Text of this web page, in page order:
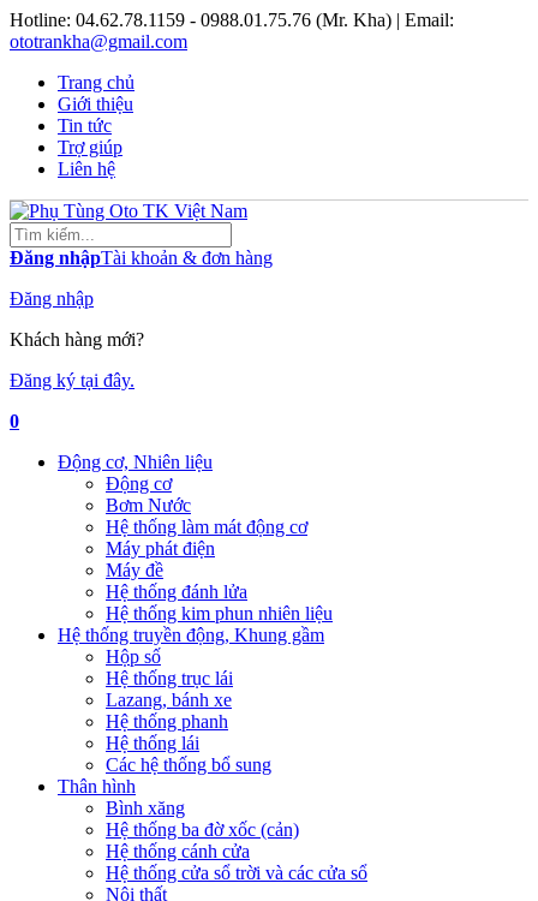
Hotline: 04.62.78.1159 - 0988.01.75.76 (Mr. Kha) | Email:
ototrankha@gmail.com
Trang chủ
Giới thiệu
Tin tức
Trợ giúp
Liên hệ
Đăng nhậpTài khoản & đơn hàng
Đăng nhập
Khách hàng mới?
Đăng ký tại đây.
0
Động cơ, Nhiên liệu
Động cơ
Bơm Nước
Hệ thống làm mát động cơ
Máy phát điện
Máy đề
Hệ thống đánh lửa
Hệ thống kim phun nhiên liệu
Hệ thống truyền động, Khung gầm
Hộp số
Hệ thống trục lái
Lazang, bánh xe
Hệ thống phanh
Hệ thống lái
Các hệ thống bổ sung
Thân hình
Bình xăng
Hệ thống ba đờ xốc (cản)
Hệ thống cánh cửa
Hệ thống cửa sổ trời và các cửa sổ
Nội thất